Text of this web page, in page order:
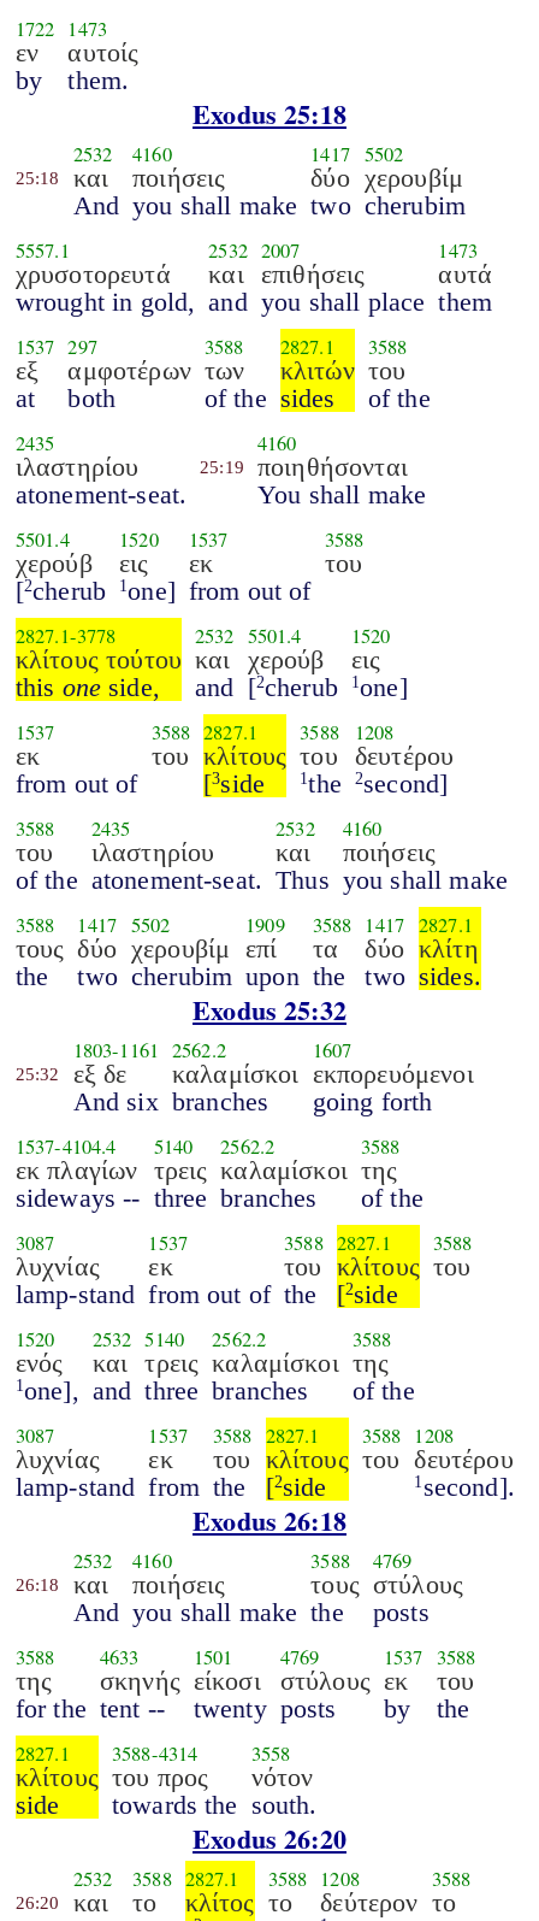
1722
εν
by
1473
αυτοίς
them.
Exodus 25:18
25:18
2532
και
And
4160
ποιήσεις
you shall make
1417
δύο
two
5502
χερουβίμ
cherubim
5557.1
χρυσοτορευτά
wrought in gold,
2532
και
and
2007
επιθήσεις
you shall place
1473
αυτά
them
1537
εξ
at
297
αμφοτέρων
both
3588
των
of the
2827.1
κλιτών
sides
3588
του
of the
2435
ιλαστηρίου
atonement-seat.
25:19
4160
ποιηθήσονται
You shall make
5501.4
χερούβ
[2cherub
1520
εις
1 one]
1537
εκ
from out of
3588
του
2827.1-3778
κλίτους τούτου
this one side,
2532
και
and
5501.4
χερούβ
[2cherub
1520
εις
1 one]
1537
εκ
from out of
3588
του
2827.1
κλίτους
[3side
3588
του
1the
1208
δευτέρου
2second]
3588
του
of the
2435
ιλαστηρίου
atonement-seat.
2532
και
Thus
4160
ποιήσεις
you shall make
3588
τους
the
1417
δύο
two
5502
χερουβίμ
cherubim
1909
επί
upon
3588
τα
the
1417
δύο
two
2827.1
κλίτη
sides.
Exodus 25:32
25:32
1803-1161
εξ δε
And six
2562.2
καλαμίσκοι
branches
1607
εκπορευόμενοι
going forth
1537-4104.4
εκ πλαγίων
sideways --
5140
τρεις
three
2562.2
καλαμίσκοι
branches
3588
της
of the
3087
λυχνίας
lamp-stand
1537
εκ
from out of
3588
του
the
2827.1
κλίτους
[2side
3588
του
1520
ενός
1 one],
2532
και
and
5140
τρεις
three
2562.2
καλαμίσκοι
branches
3588
της
of the
3087
λυχνίας
lamp-stand
1537
εκ
from
3588
του
the
2827.1
κλίτους
[2side
3588
του
1208
δευτέρου
1 second].
Exodus 26:18
26:18
2532
και
And
4160
ποιήσεις
you shall make
3588
τους
the
4769
στύλους
posts
3588
της
for the
4633
σκηνής
tent --
1501
είκοσι
twenty
4769
στύλους
posts
1537
εκ
by
3588
του
the
2827.1
κλίτους
side
3588-4314
του προς
towards the
3558
νότον
south.
Exodus 26:20
26:20
2532
και
3588
το
2827.1
κλίτος
3588
το
1208
δεύτερον
3588
το